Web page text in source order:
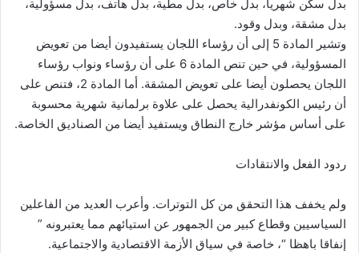
بدل سكن شهرياً، بدل خاص، بدل مطية، بدل هاتف، بدل مسؤولية،
بدل مشقة، وبدل وقود.
وتشير المادة 5 إلى أن رؤساء اللجان يستفيدون أيضا من تعويض
المسؤولية، في حين تنص المادة 6 على أن رؤساء ونواب رؤساء
اللجان يحصلون أيضا على تعويض المشقة. أما المادة 2، فتنص على
أن رئيس الكونفدرالية يحصل على علاوة برلمانية شهرية محسوبة
على أساس مؤشر خارج النطاق ويستفيد أيضا من الصناديق الخاصة.
ردود الفعل والانتقادات
ولم يخفف هذا التحقق من كل التوترات. وأعرب العديد من الفاعلين
السياسيين وقطاع كبير من الجمهور عن استيائهم مما يعتبرونه ”
إنفاقا باهظا “، خاصة في سياق الأزمة الاقتصادية والاجتماعية.